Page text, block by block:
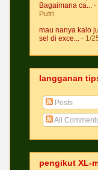
Bagaimana ca...
-
Putri
mau nanya kalo
sel di exce...
- 1/
langganan
Posts
All
pengikut XL-